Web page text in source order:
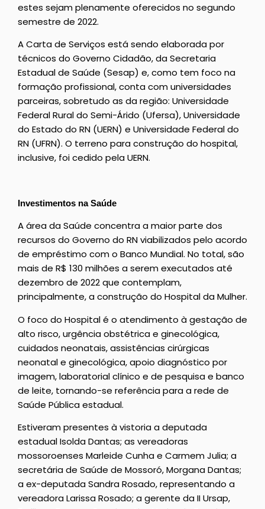
estes sejam plenamente oferecidos no segundo
semestre de 2022.
A Carta de Serviços está sendo elaborada por
técnicos do Governo Cidadão, da Secretaria
Estadual de Saúde (Sesap) e, como tem foco na
formação profissional, conta com universidades
parceiras, sobretudo as da região: Universidade
Federal Rural do Semi-Árido (Ufersa), Universidade
do Estado do RN (UERN) e Universidade Federal do
RN (UFRN). O terreno para construção do hospital,
inclusive, foi cedido pela UERN.
Investimentos na Saúde
A área da Saúde concentra a maior parte dos
recursos do Governo do RN viabilizados pelo acordo
de empréstimo com o Banco Mundial. No total, são
mais de R$ 130 milhões a serem executados até
dezembro de 2022 que contemplam,
principalmente, a construção do Hospital da Mulher.
O foco do Hospital é o atendimento à gestação de
alto risco, urgência obstétrica e ginecológica,
cuidados neonatais, assistências cirúrgicas
neonatal e ginecológica, apoio diagnóstico por
imagem, laboratorial clínico e de pesquisa e banco
de leite, tornando-se referência para a rede de
Saúde Pública estadual.
Estiveram presentes à vistoria a deputada
estadual Isolda Dantas; as vereadoras
mossoroenses Marleide Cunha e Carmem Julia; a
secretária de Saúde de Mossoró, Morgana Dantas;
a ex-deputada Sandra Rosado, representando a
vereadora Larissa Rosado; a gerente da II Ursap,